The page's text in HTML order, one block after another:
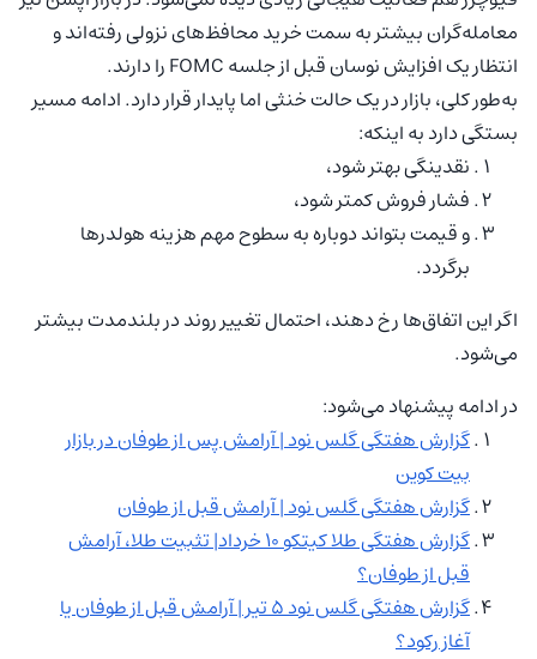
معامله‌گران بیشتر به سمت خرید محافظ‌های نزولی رفته‌اند و
انتظار یک افزایش نوسان قبل از جلسه FOMC را دارند.
به‌طور کلی، بازار در یک حالت خنثی اما پایدار قرار دارد. ادامه مسیر
بستگی دارد به اینکه:
نقدینگی بهتر شود،
فشار فروش کمتر شود،
و قیمت بتواند دوباره به سطوح مهم هزینه هولدرها
برگردد.
اگر این اتفاق‌ها رخ دهند، احتمال تغییر روند در بلندمدت بیشتر
می‌شود.
در ادامه پیشنهاد می‌شود:
گزارش هفتگی گلس نود | آرامش پس از طوفان در بازار
بیت کوین
گزارش هفتگی گلس نود | آرامش قبل از طوفان
گزارش هفتگی طلا کیتکو ۱۰ خرداد| تثبیت طلا، آرامش
قبل از طوفان؟
گزارش هفتگی گلس نود ۵ تیر |‌ آرامش قبل از طوفان یا
آغاز رکود؟